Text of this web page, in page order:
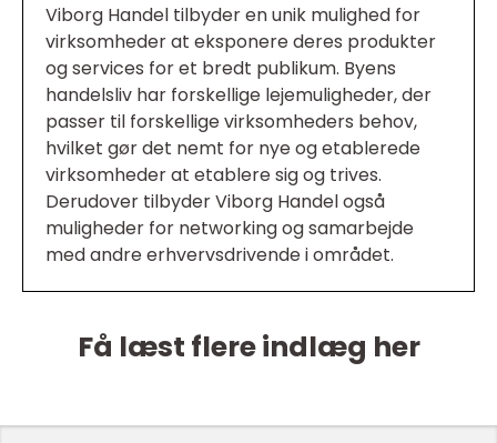
Viborg Handel tilbyder en unik mulighed for
virksomheder at eksponere deres produkter
og services for et bredt publikum. Byens
handelsliv har forskellige lejemuligheder, der
passer til forskellige virksomheders behov,
hvilket gør det nemt for nye og etablerede
virksomheder at etablere sig og trives.
Derudover tilbyder Viborg Handel også
muligheder for networking og samarbejde
med andre erhvervsdrivende i området.
Få læst flere indlæg her